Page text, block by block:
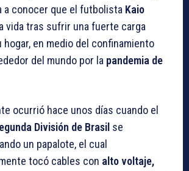
a conocer que el futbolista Kaio
vida tras sufrir una fuerte carga
en medio del confinamiento
del mundo por la pandemia de
ocurrió hace unos días cuando el
División de Brasil se
un papalote, el cual
tocó cables con alto voltaje,